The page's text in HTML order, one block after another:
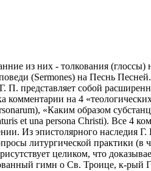
из них - толкования
(Sermones) на Песнь
П. представляет собой
на 4
«Каким образом
et una persona Christi). Все 4
Из эпистолярного наследия
литургической практики
целиком, что
гимн о Св. Троице, к-рый